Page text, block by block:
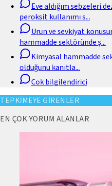
Eve aldığım sebzeleri
peroksit kullanımı s...
Urun ve sevkiyat
hammadde sektöründe ş...
Kimyasal hammadde
olduğunu kanıtla...
Cok bilgilendirici
TEPKİMEYE GİRENLER
EN ÇOK YORUM ALANLAR